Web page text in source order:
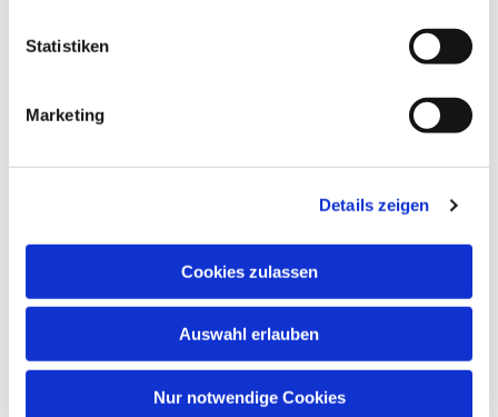
Statistiken
Marketing
Details zeigen
Cookies zulassen
Auswahl erlauben
Nur notwendige Cookies